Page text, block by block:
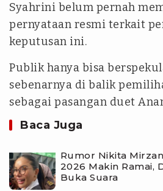
Syahrini belum pernah
pernyataan resmi terkait
keputusan ini.
Publik hanya bisa
sebenarnya di balik
sebagai pasangan duet
Baca Juga
Rumor Nikita
2026 Makin Ramai,
Buka Suara